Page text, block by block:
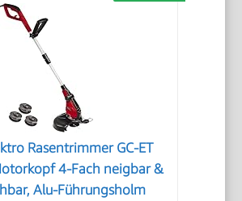
Rasentrimmer GC-ET
4-Fach neigbar &
Alu-Führungsholm